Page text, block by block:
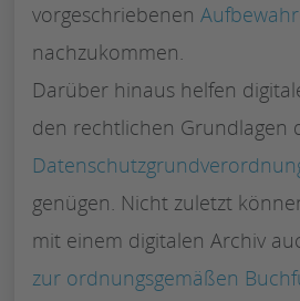
vorgeschriebenen
nachzukommen.
Darüber hinaus helfen
den rechtlichen Grundlagen
genügen. Nicht zuletzt
mit einem digitalen Archiv
zur ordnungsgemäßen